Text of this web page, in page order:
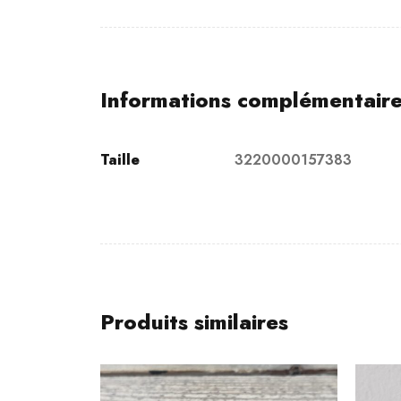
Informations
Taille 3220000157383
Produits similaires